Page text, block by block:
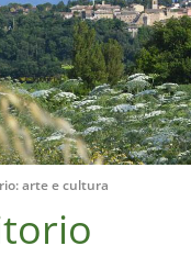
arte e cultura